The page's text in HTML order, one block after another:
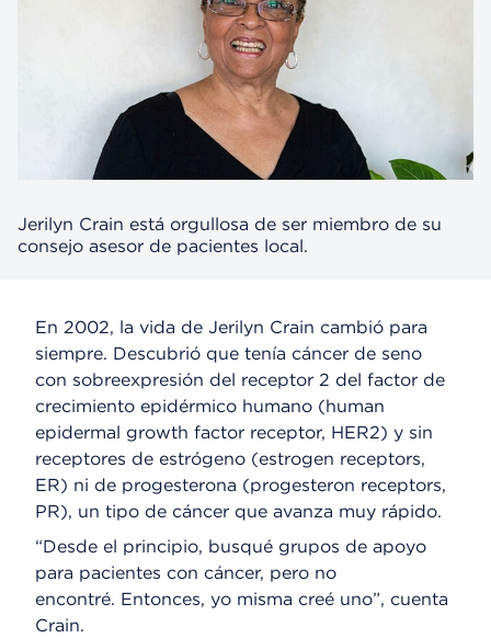
Jerilyn Crain está orgullosa de ser miembro de su
consejo asesor de pacientes local.
En 2002, la vida de Jerilyn Crain cambió para
siempre. Descubrió que tenía cáncer de seno
con sobreexpresión del receptor 2 del factor de
crecimiento epidérmico humano (human
epidermal growth factor receptor, HER2) y sin
receptores de estrógeno (estrogen receptors,
ER) ni de progesterona (progesteron receptors,
PR), un tipo de cáncer que avanza muy rápido.
“Desde el principio, busqué grupos de apoyo
para pacientes con cáncer, pero no
encontré. Entonces, yo misma creé uno”, cuenta
Crain.